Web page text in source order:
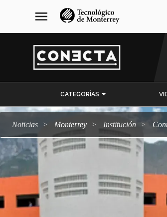
navegación
principal
menu
CATEGORÍAS
Noticias Monterrey Institución